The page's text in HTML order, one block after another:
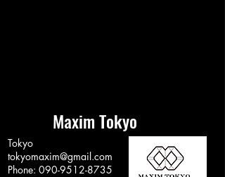
Maxim Tokyo
Tokyo
tokyomaxim@gmail.com
Phone: 090-9512-8735